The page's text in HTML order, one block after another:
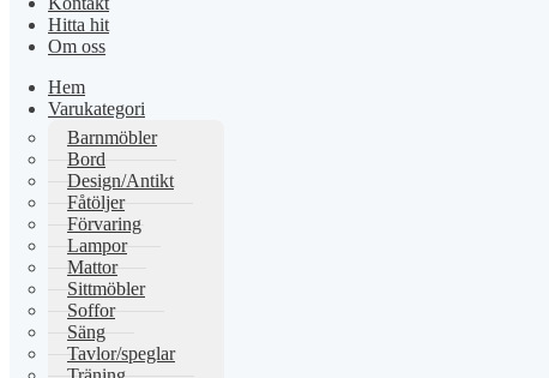
Hitta hit
Om oss
Hem
Varukategori
Barnmöbler
Bord
Design/Antikt
Fåtöljer
Förvaring
Lampor
Mattor
Sittmöbler
Soffor
Säng
Tavlor/speglar